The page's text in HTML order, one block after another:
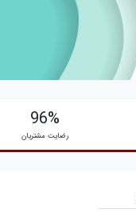
96%
رضایت مشتریان